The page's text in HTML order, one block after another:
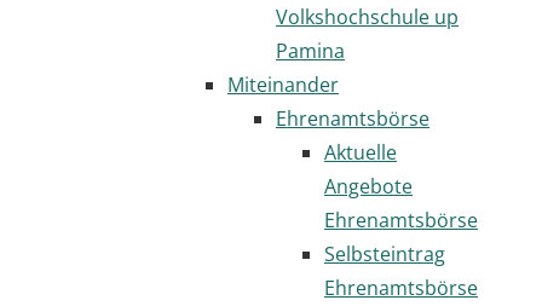
Volkshochschule up
Pamina
Miteinander
Ehrenamtsbörse
Aktuelle
Angebote
Ehrenamtsbörse
Selbsteintrag
Ehrenamtsbörse